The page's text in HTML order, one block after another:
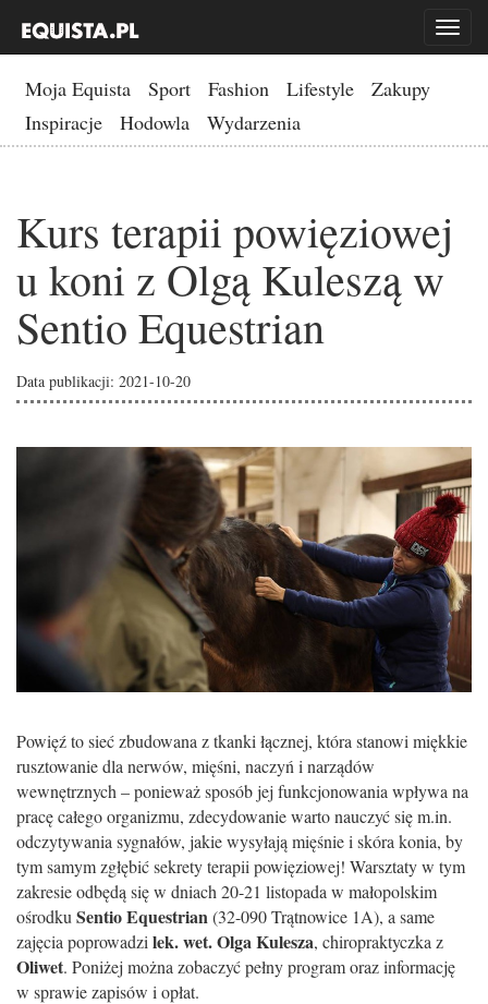
Toggle
Moja Equista Sport Fashion Lifestyle
Zakupy
Inspiracje
Hodowla Wydarzenia
Kurs terapii powięziowej
u koni z Olgą Kuleszą w
Sentio Equestrian
Data publikacji: 2021-10-20
Powięź to sieć zbudowana z tkanki łącznej, która stanowi miękkie
rusztowanie dla nerwów, mięśni, naczyń i narządów
wewnętrznych – ponieważ sposób jej funkcjonowania wpływa na
pracę całego organizmu, zdecydowanie warto nauczyć się m.in.
odczytywania sygnałów, jakie wysyłają mięśnie i skóra konia, by
tym samym zgłębić sekrety terapii powięziowej! Warsztaty w tym
zakresie odbędą się w dniach 20-21 listopada w małopolskim
ośrodku Sentio Equestrian (32-090 Trątnowice 1A), a same
zajęcia poprowadzi lek. wet. Olga Kulesza, chiropraktyczka z
Oliwet. Poniżej można zobaczyć pełny program oraz informację
w sprawie zapisów i opłat.